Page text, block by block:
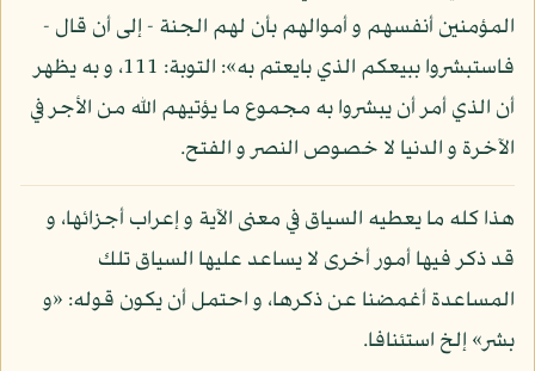
المؤمنين أنفسهم و أموالهم بأن لهم الجنة - إلى أن قال -
فاستبشروا ببيعكم الذي بايعتم به»: التوبة: 111، و به يظهر
أن الذي أمر أن يبشروا به مجموع ما يؤتيهم الله من الأجر في
الآخرة و الدنيا لا خصوص النصر و الفتح.
هذا كله ما يعطيه السياق في معنى الآية و إعراب أجزائها، و
قد ذكر فيها أمور أخرى لا يساعد عليها السياق تلك
المساعدة أغمضنا عن ذكرها، و احتمل أن يكون قوله: «و
بشر» إلخ استئنافا.